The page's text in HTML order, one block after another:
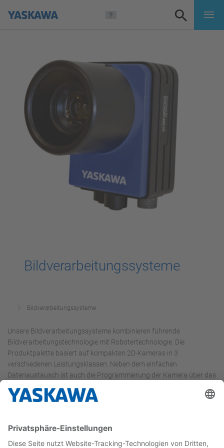
Bildverarbeitungssysteme
Bildverarbeitungssysteme
Unsere Bildverarbeitungssysteme kombinieren führende
Bildverarbeitungstechnologie mit Robotertechnologie. Die
Produktpalette basiert auf kompakten 2D-Kameras in 3
verschiedenen Leistungsklassen. Neben dem einfachen
Datenaustausch ist auch die Programmierung der Kamera über das